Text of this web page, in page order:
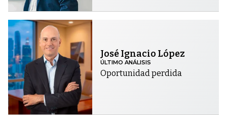
José Ignacio López
ÚLTIMO ANÁLISIS
Oportunidad perdida